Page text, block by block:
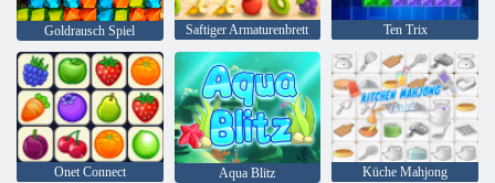
Goldrausch Spiel Saftiger Armaturenbrett Ten Trix
Onet Connect Aqua Blitz Küche Mahjong